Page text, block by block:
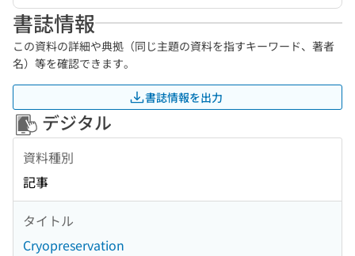
書誌情報
この資料の詳細や典拠（同じ主題の資料を指すキーワード、著者
名）等を確認できます。
書誌情報を出力
デジタル
資料種別
記事
タイトル
Cryopreservation